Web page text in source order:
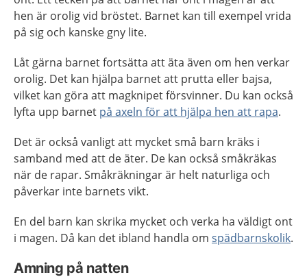
hen är orolig vid bröstet. Barnet kan till exempel vrida
på sig och kanske gny lite.
Låt gärna barnet fortsätta att äta även om hen verkar
orolig. Det kan hjälpa barnet att prutta eller bajsa,
vilket kan göra att magknipet försvinner. Du kan också
lyfta upp barnet på axeln för att hjälpa hen att rapa.
Det är också vanligt att mycket små barn kräks i
samband med att de äter. De kan också småkräkas
när de rapar. Småkräkningar är helt naturliga och
påverkar inte barnets vikt.
En del barn kan skrika mycket och verka ha väldigt ont
i magen. Då kan det ibland handla om spädbarnskolik.
Amning på natten